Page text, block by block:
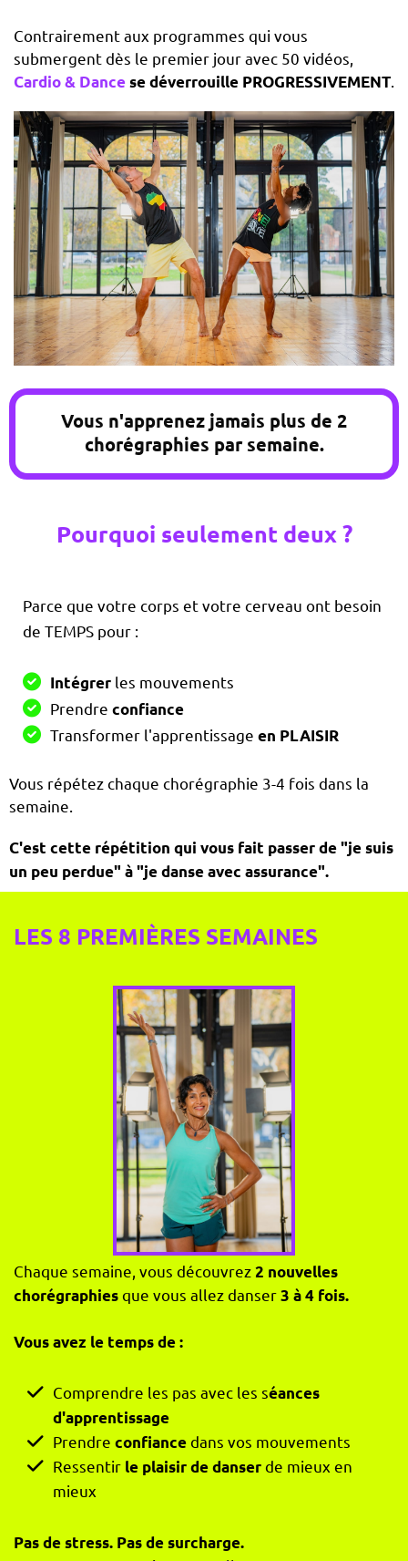
Contrairement aux programmes qui vous
submergent dès le premier jour avec 50 vidéos,
Cardio & Dancese déverrouille PROGRESSIVEMENT.
Vous n'apprenez jamais plus de 2
chorégraphies par semaine.
Pourquoi seulement deux ?
Parce que votre corps et votre cerveau ont besoin
de TEMPS pour :
Intégrer les mouvements
Prendre confiance
Transformer l'apprentissage en PLAISIR
Vous répétez chaque chorégraphie 3-4 fois dans la
semaine.
C'est cette répétition qui vous fait passer de "je suis
un peu perdue" à "je danse avec assurance".
LES 8 PREMIÈRES SEMAINES
Chaque semaine, vous découvrez2 nouvelles
chorégraphiesque vous allez danser3 à 4 fois.
Vous avez le temps de :
Comprendre les pas avec les séances
d'apprentissage
Prendre confiancedans vos mouvements
Ressentir le plaisir de danserde mieux en
mieux
Pas de stress. Pas de surcharge.